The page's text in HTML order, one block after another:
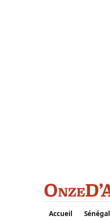
Aller au contenu principal
Accueil Sénégal